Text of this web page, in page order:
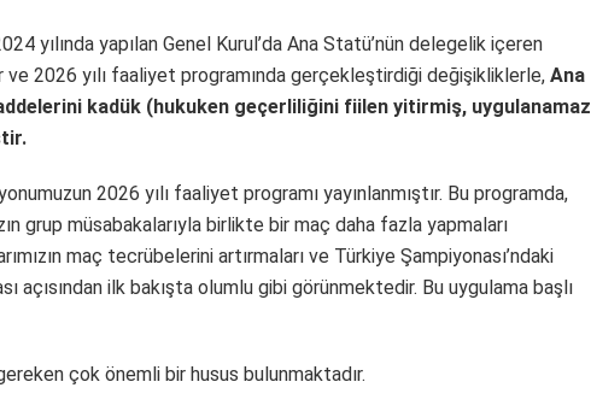
yılında yapılan Genel Kurul’da Ana Statü’nün delegelik içeren
ve 2026 yılı faaliyet programında gerçekleştirdiği değişikliklerle, Ana
kadük (hukuken geçerliliğini fiilen yitirmiş, uygulanamaz
2026 yılı faaliyet programı yayınlanmıştır. Bu programda,
grup müsabakalarıyla birlikte bir maç daha fazla yapmaları
maç tecrübelerini artırmaları ve Türkiye Şampiyonası’ndaki
açısından ilk bakışta olumlu gibi görünmektedir. Bu uygulama başlı
çok önemli bir husus bulunmaktadır.